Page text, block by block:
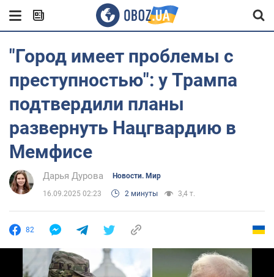
"Город имеет проблемы с
преступностью": у Трампа
подтвердили планы
развернуть Нацгвардию в
Мемфисе
Дарья Дурова Новости. Мир
16.09.2025 02:23 2 минуты 3,4 т.
82